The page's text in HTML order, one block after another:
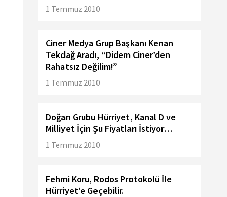
1 Temmuz 2010
Ciner Medya Grup Başkanı Kenan
Tekdağ Aradı, “Didem Ciner’den
Rahatsız Değilim!”
1 Temmuz 2010
Doğan Grubu Hürriyet, Kanal D ve
Milliyet İçin Şu Fiyatları İstiyor…
1 Temmuz 2010
Fehmi Koru, Rodos Protokolü İle
Hürriyet’e Geçebilir.